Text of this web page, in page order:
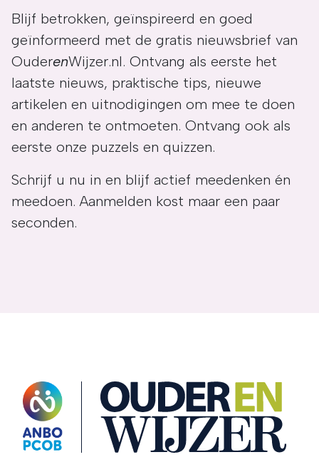
Blijf betrokken, geïnspireerd en goed
geïnformeerd met de gratis nieuwsbrief van
OuderenWijzer.nl. Ontvang als eerste het
laatste nieuws, praktische tips, nieuwe
artikelen en uitnodigingen om mee te doen
en anderen te ontmoeten. Ontvang ook als
eerste onze puzzels en quizzen.
Schrijf u nu in en blijf actief meedenken én
meedoen. Aanmelden kost maar een paar
seconden.
OuderENwijzer